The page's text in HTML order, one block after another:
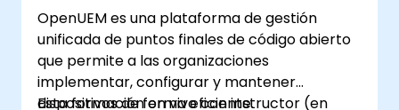
OpenUEM es una plataforma de gestión
unificada de puntos finales de código abierto
que permite a las organizaciones
implementar, configurar y mantener
dispositivos de forma eficiente.
Esta formación en vivo con instructor (en